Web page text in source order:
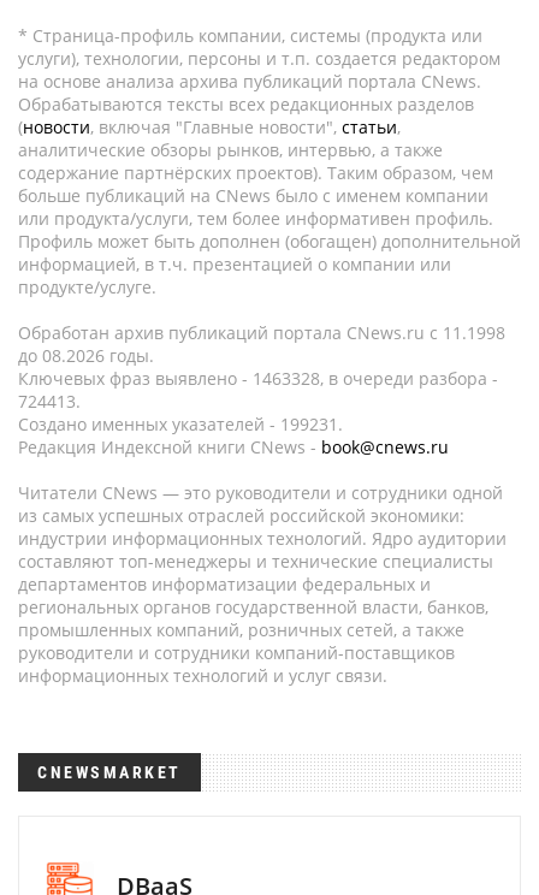
* Страница-профиль компании, системы (продукта или
услуги), технологии, персоны и т.п. создается редактором
на основе анализа архива публикаций портала CNews.
Обрабатываются тексты всех редакционных разделов
(новости, включая "Главные новости", статьи,
аналитические обзоры рынков, интервью, а также
содержание партнёрских проектов). Таким образом, чем
больше публикаций на CNews было с именем компании
или продукта/услуги, тем более информативен профиль.
Профиль может быть дополнен (обогащен) дополнительной
информацией, в т.ч. презентацией о компании или
продукте/услуге.
Обработан архив публикаций портала CNews.ru c 11.1998
до 08.2026 годы.
Ключевых фраз выявлено - 1463328, в очереди разбора -
724413.
Создано именных указателей - 199231.
Редакция Индексной книги CNews - book@cnews.ru
Читатели CNews — это руководители и сотрудники одной
из самых успешных отраслей российской экономики:
индустрии информационных технологий. Ядро аудитории
составляют топ-менеджеры и технические специалисты
департаментов информатизации федеральных и
региональных органов государственной власти, банков,
промышленных компаний, розничных сетей, а также
руководители и сотрудники компаний-поставщиков
информационных технологий и услуг связи.
CNEWSMARKET
DBaaS